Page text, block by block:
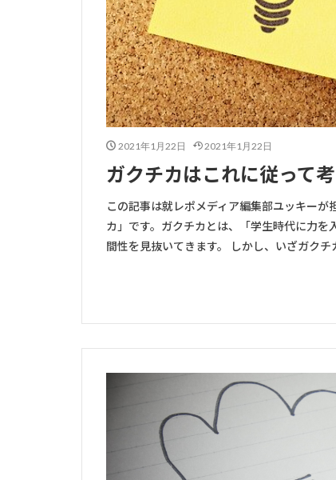
2021年1月22日 2021年1月22日
ガクチカはこれに従って
この記事は就レポメディア編集部ユッキー
カ」です。ガクチカとは、「学生時代に力
間性を見抜いてきます。 しかし、いざガク